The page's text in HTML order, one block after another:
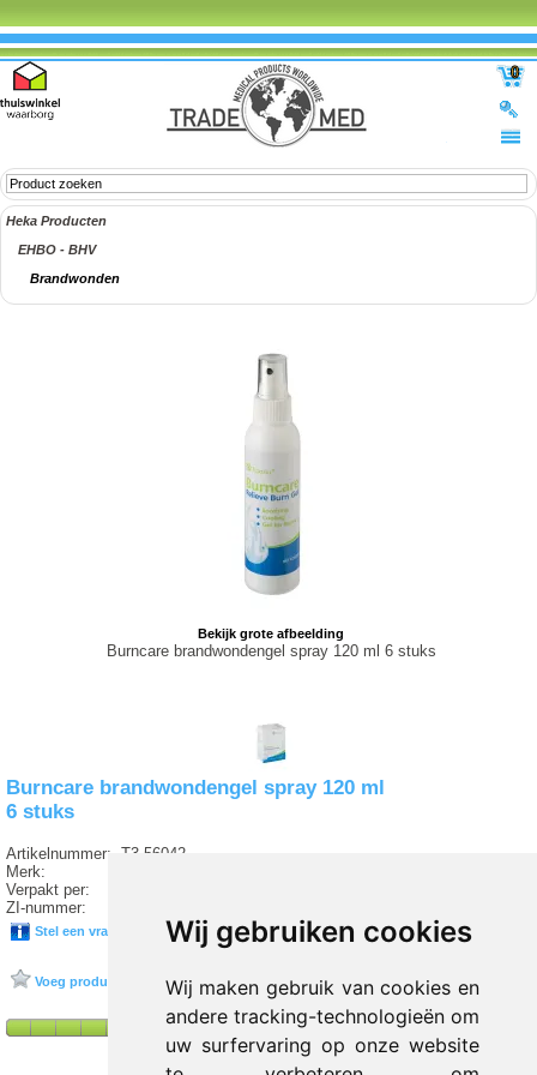
Wij gebruiken cookies
Wij maken gebruik van cookies en
andere tracking-technologieën om
uw surfervaring op onze website
0
Heka Producten
EHBO - BHV
Brandwonden
Bekijk grote afbeelding
Burncare brandwondengel spray 120 ml 6 stuks
Burncare brandwondengel spray 120 ml
6 stuks
Artikelnummer:
Merk:
Verpakt per:
ZI-nummer:
T3 56042
Stel een vraag over dit product
Voeg product toe aan favorieten